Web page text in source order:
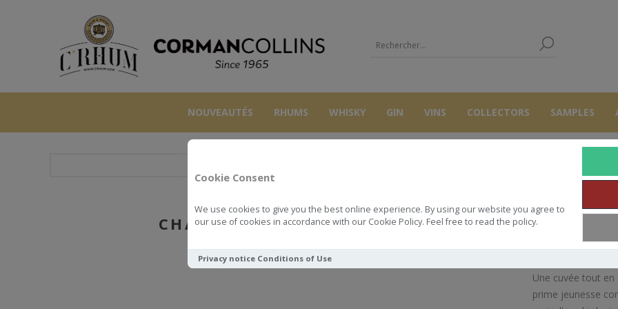
Cookie Consent
We use cookies to give you the best online experience. By using our website you agree to
our use of cookies in accordance with our Cookie Policy. Feel free to read the policy.
Privacy notice Conditions of Use
NOUVEAUTÉS RHUMS WHISKY GIN VINS COLLECTORS SAMPLES
CHATEAUNEUF DU PAPE 2022 DOMAINE DE LA
CHATEAUNEUF DU PAPE 2022 DOMAINE DE LA
Une cuvée tout en
prime jeunesse